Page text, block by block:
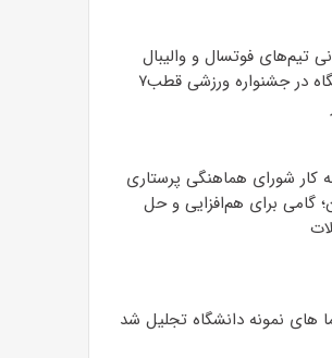
تیم‌های فوتسال و والیبال
دانشگاه در جشنواره ورزشی قطب۷
کار شورای هماهنگی پرستاری
گامی برای هم‌افزایی و حل
های نمونه دانشگاه تجلیل شد